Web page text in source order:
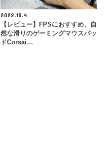
2022.10.4
【レビュー】FPSにおすすめ、自
然な滑りのゲーミングマウスパッ
ドCorsai…